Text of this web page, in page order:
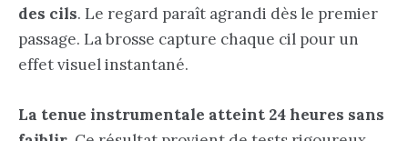
des cils. Le regard paraît agrandi dès le premier
passage. La brosse capture chaque cil pour un
effet visuel instantané.
La tenue instrumentale atteint 24 heures sans